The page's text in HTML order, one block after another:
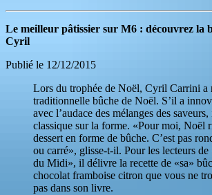
Le meilleur pâtissier sur M6 : découvrez la
Cyril
Publié le 12/12/2015
Lors du trophée de Noël, Cyril Carrini a
traditionnelle bûche de Noël. S’il a
avec l’audace des mélanges des saveurs,
classique sur la forme. «Pour moi, Noël
dessert en forme de bûche. C’est pas
ou carré», glisse-t-il. Pour les lecteurs
du Midi», il délivre la recette de «sa»
chocolat framboise citron que vous ne
pas dans son livre.